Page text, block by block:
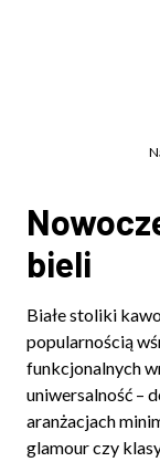
bieli
Białe stoliki
popularnością
funkcjonalnych
uniwersalność –
aranżacjach
glamour czy